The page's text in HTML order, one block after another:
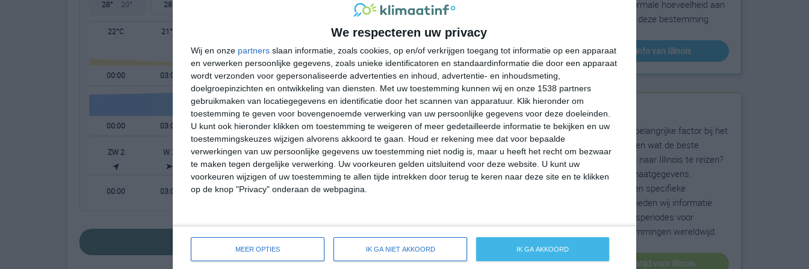
We respecteren uw privacy
Wij en onze partners slaan informatie, zoals cookies, op en/of verkrijgen toegang tot informatie op een apparaat
en verwerken persoonlijke gegevens, zoals unieke identificatoren en standaardinformatie die door een apparaat
wordt verzonden voor gepersonaliseerde advertenties en inhoud, advertentie- en inhoudsmeting,
doelgroepinzichten en ontwikkeling van diensten.
Met uw toestemming kunnen wij en onze 1538 partners
gebruikmaken van locatiegegevens en identificatie door het scannen van apparatuur. Klik hieronder om
toestemming te geven voor bovengenoemde verwerking van uw persoonlijke gegevens voor deze doeleinden.
U kunt ook hieronder klikken om toestemming te weigeren of meer gedetailleerde informatie te bekijken en uw
toestemmingskeuzes wijzigen alvorens akkoord te gaan.
Houd er rekening mee dat voor bepaalde
verwerkingen van uw persoonlijke gegevens uw toestemming niet nodig is, maar u heeft het recht om bezwaar
te maken tegen dergelijke verwerking. Uw voorkeuren gelden uitsluitend voor deze website. U kunt uw
voorkeuren wijzigen of uw toestemming te allen tijde intrekken door terug te keren naar deze site en te klikken
op de knop "Privacy" onderaan de webpagina.
MEER OPTIES IK GA NIET AKKOORD IK GA AKKOORD
28° 20° 28° 29° 21° 19°
22°C 21°C 25°C 27°C 26°C 22°C
00:00 03:00 06:00 09:00 12:00 15:00 18:00 21:00
00:00 03:00 06:00 09:00 12:00 15:00 18:00 21:00
ZW 2 W 2 WNW 2 NNW 2 NNW 2 NNW 1 N 1 ZZO 1
00:00 03:00 06:00 09:00 12:00
bekijk de uitgebreide weersverwachting voor Green Rock
sneeuw en de normale hoeveelheid aan
zonneschijn voor deze bestemming.
klimaatinfo van Illinois
Beste reistijd
Het weer is een belangrijke factor bij het
reizen. Wil je weten wat de beste
maanden zijn om naar Illinois te reizen?
Op basis van klimaatgegevens,
weersextremen en specifieke
weerinformatie bieden wij informatie
over de beste reisperiodes voor
duizenden bestemmingen wereldwijd.
beste reistijd voor Illinois